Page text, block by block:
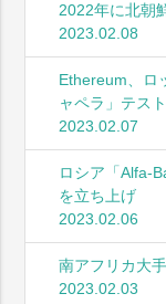
2022年に北朝
2023.02.08
Ethereum、ロ
ャペラ」テス
2023.02.07
ロシア「Alfa-
を立ち上げ
2023.02.06
南アフリカ大
2023.02.03